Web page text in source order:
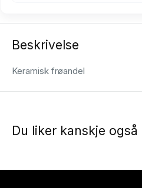
Beskrivelse
Keramisk frøandel
Du liker kanskje også